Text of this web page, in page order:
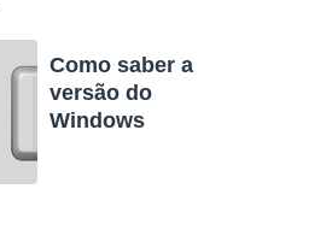
Como saber a
versão do
Windows